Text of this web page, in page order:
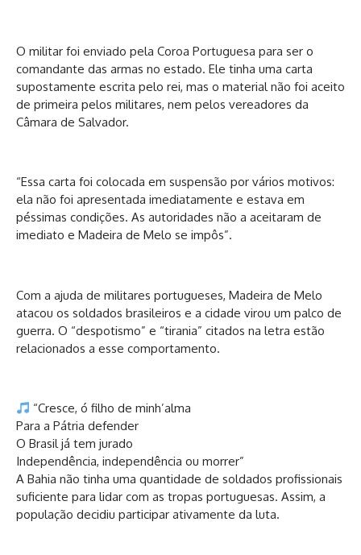
O militar foi enviado pela Coroa Portuguesa para ser o
comandante das armas no estado. Ele tinha uma carta
supostamente escrita pelo rei, mas o material não foi aceito
de primeira pelos militares, nem pelos vereadores da
Câmara de Salvador.
“Essa carta foi colocada em suspensão por vários motivos:
ela não foi apresentada imediatamente e estava em
péssimas condições. As autoridades não a aceitaram de
imediato e Madeira de Melo se impôs”.
Com a ajuda de militares portugueses, Madeira de Melo
atacou os soldados brasileiros e a cidade virou um palco de
guerra. O “despotismo” e “tirania” citados na letra estão
relacionados a esse comportamento.
“Cresce, ó filho de minh’alma
Para a Pátria defender
O Brasil já tem jurado
Independência, independência ou morrer”
A Bahia não tinha uma quantidade de soldados profissionais
suficiente para lidar com as tropas portuguesas. Assim, a
população decidiu participar ativamente da luta.